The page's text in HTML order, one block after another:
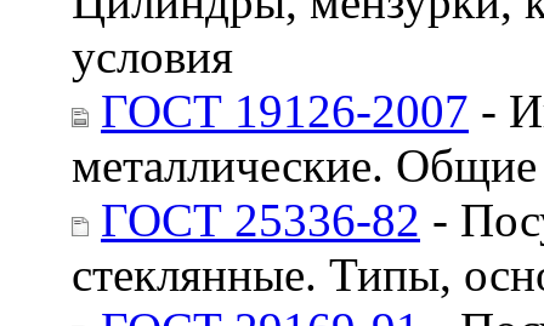
условия
ГОСТ 19126-2007 -
металлические. Общие
ГОСТ 25336-82 -
стеклянные. Типы,